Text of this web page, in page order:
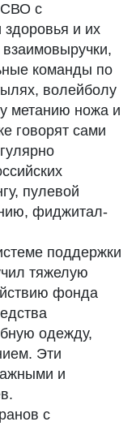
СВО с
и их
команды по
волейболу
метанию ножа и
говорят сами
пулевой
фиджитал-
поддержки
тяжелую
фонда
одежду,
Эти
и
с